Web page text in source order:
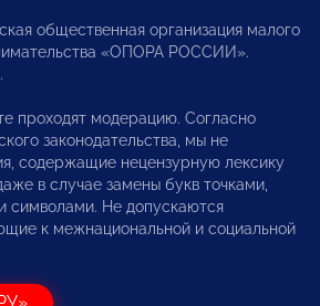
общественная организация малого
«ОПОРА РОССИИ».
проходят модерацию. Согласно
законодательства, мы не
содержащие нецензурную лексику
в случае замены букв точками,
символами. Не допускаются
к межнациональной и социальной